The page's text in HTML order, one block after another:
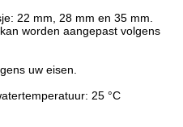
22 mm, 28 mm en 35 mm.
worden aangepast volgens
uw eisen.
25 °C